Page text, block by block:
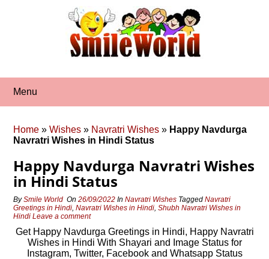
Menu
Home »Wishes » Navratri Wishes » Happy Navdurga
Navratri Wishes in Hindi Status
Happy Navdurga Navratri Wishes
in Hindi Status
BySmile World On26/09/2022 InNavratri Wishes TaggedNavratri
Greetings in Hindi,Navratri Wishes in Hindi,Shubh Navratri Wishes in
Hindi Leave a comment
Get Happy Navdurga Greetings in Hindi, Happy Navratri
Wishes in Hindi With Shayari and Image Status for
Instagram, Twitter, Facebook and Whatsapp Status